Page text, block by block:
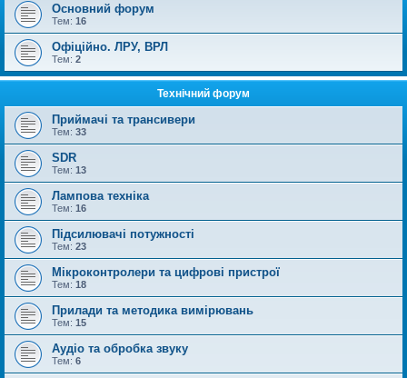
Основний форум
Тем: 16
Офіційно. ЛРУ, ВРЛ
Тем: 2
Технічний форум
Приймачі та трансивери
Тем: 33
SDR
Тем: 13
Лампова техніка
Тем: 16
Підсилювачі потужності
Тем: 23
Мікроконтролери та цифрові пристрої
Тем: 18
Прилади та методика вимірювань
Тем: 15
Аудіо та обробка звуку
Тем: 6